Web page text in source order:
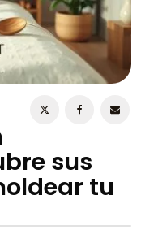
sus
tu